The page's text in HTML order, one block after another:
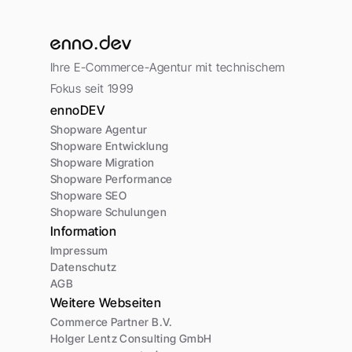
Ihre E-Commerce-Agentur mit technischem
Fokus seit 1999
ennoDEV
Shopware Agentur
Shopware Entwicklung
Shopware Migration
Shopware Performance
Shopware SEO
Shopware Schulungen
Information
Impressum
Datenschutz
AGB
Weitere Webseiten
Commerce Partner B.V.
Holger Lentz Consulting GmbH